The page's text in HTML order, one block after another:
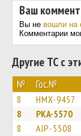
Ваш
Вы не вошли на
Комментарии
Другие ТС с
№ Гос.№
8 HMX-9457
8 PKA-5570
8 AIP-5508